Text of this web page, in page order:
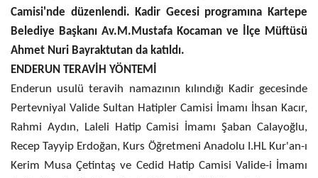
Camisi'nde düzenlendi. Kadir Gecesi programına Kartepe
Belediye Başkanı Av.M.Mustafa Kocaman ve İlçe Müftüsü
Ahmet Nuri Bayraktutan da katıldı.
ENDERUN TERAVİH YÖNTEMİ
Enderun usulü teravih namazının kılındığı Kadir gecesinde
Pertevniyal Valide Sultan Hatipler Camisi İmamı İhsan Kacır,
Rahmi Aydın, Laleli Hatip Camisi İmamı Şaban Calayoğlu,
Recep Tayyip Erdoğan, Kurs Öğretmeni Anadolu I.HL Kur'an-ı
Kerim Musa Çetintaş ve Cedid Hatip Camisi Valide-i İmamı